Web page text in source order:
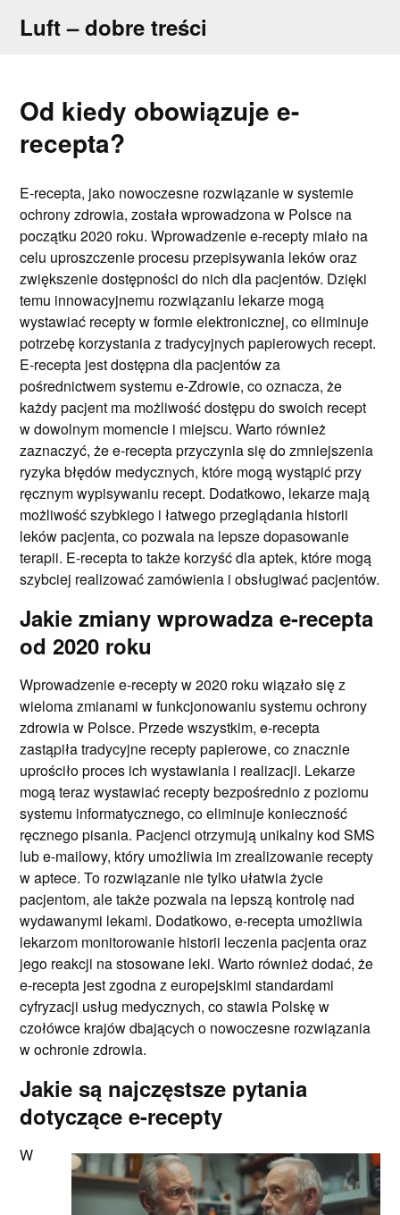
Luft – dobre treści
Od kiedy obowiązuje e-
recepta?
E-recepta, jako nowoczesne rozwiązanie w systemie
ochrony zdrowia, została wprowadzona w Polsce na
początku 2020 roku. Wprowadzenie e-recepty miało na
celu uproszczenie procesu przepisywania leków oraz
zwiększenie dostępności do nich dla pacjentów. Dzięki
temu innowacyjnemu rozwiązaniu lekarze mogą
wystawiać recepty w formie elektronicznej, co eliminuje
potrzebę korzystania z tradycyjnych papierowych recept.
E-recepta jest dostępna dla pacjentów za
pośrednictwem systemu e-Zdrowie, co oznacza, że
każdy pacjent ma możliwość dostępu do swoich recept
w dowolnym momencie i miejscu. Warto również
zaznaczyć, że e-recepta przyczynia się do zmniejszenia
ryzyka błędów medycznych, które mogą wystąpić przy
ręcznym wypisywaniu recept. Dodatkowo, lekarze mają
możliwość szybkiego i łatwego przeglądania historii
leków pacjenta, co pozwala na lepsze dopasowanie
terapii. E-recepta to także korzyść dla aptek, które mogą
szybciej realizować zamówienia i obsługiwać pacjentów.
Jakie zmiany wprowadza e-recepta
od 2020 roku
Wprowadzenie e-recepty w 2020 roku wiązało się z
wieloma zmianami w funkcjonowaniu systemu ochrony
zdrowia w Polsce. Przede wszystkim, e-recepta
zastąpiła tradycyjne recepty papierowe, co znacznie
uprościło proces ich wystawiania i realizacji. Lekarze
mogą teraz wystawiać recepty bezpośrednio z poziomu
systemu informatycznego, co eliminuje konieczność
ręcznego pisania. Pacjenci otrzymują unikalny kod SMS
lub e-mailowy, który umożliwia im zrealizowanie recepty
w aptece. To rozwiązanie nie tylko ułatwia życie
pacjentom, ale także pozwala na lepszą kontrolę nad
wydawanymi lekami. Dodatkowo, e-recepta umożliwia
lekarzom monitorowanie historii leczenia pacjenta oraz
jego reakcji na stosowane leki. Warto również dodać, że
e-recepta jest zgodna z europejskimi standardami
cyfryzacji usług medycznych, co stawia Polskę w
czołówce krajów dbających o nowoczesne rozwiązania
w ochronie zdrowia.
Jakie są najczęstsze pytania
dotyczące e-recepty
W